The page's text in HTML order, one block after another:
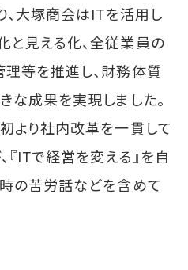
、大塚商会はITを活用し
と見える化、全従業員の
等を推進し、財務体質
な成果を実現しました。
より社内改革を一貫して
『ITで経営を変える』を自
の苦労話などを含めて